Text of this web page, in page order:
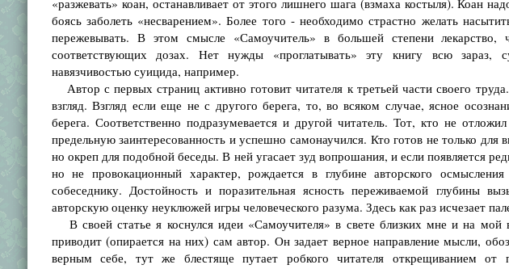
«разжевать» коан, останавливает от этого лишнего шага (взмаха костыля). Коан
боясь заболеть «несварением». Более того - необходимо страстно желать
пережевывать. В этом смысле «Самоучитель» в большей степени
соответствующих дозах. Нет нужды «проглатывать» эту книгу всю зараз,
навязчивостью суицида, например.
Автор с первых страниц активно готовит читателя к третьей части своего
взгляд. Взгляд если еще не с другого берега, то, во всяком случае, ясное
берега. Соответственно подразумевается и другой читатель. Тот, кто не
предельную заинтересованность и успешно самонаучился. Кто готов не только для
но окреп для подобной беседы. В ней угасает зуд вопрошания, и если появляется
но не провокационный характер, рождается в глубине авторского
собеседнику. Достойность и поразительная ясность переживаемой глубины
авторскую оценку неуклюжей игры человеческого разума. Здесь как раз исчезает
В своей статье я коснулся идеи «Самоучителя» в свете близких мне и на мой
приводит (опирается на них) сам автор. Он задает верное направление мысли,
верным себе, тут же блестяще путает робкого читателя открещиванием